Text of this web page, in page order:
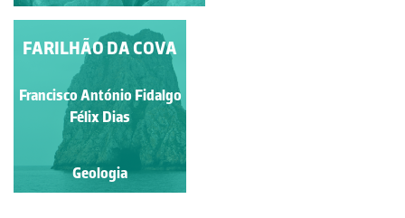
FARILHÃO DA COVA
Francisco António Fidalgo
Félix Dias
Geologia